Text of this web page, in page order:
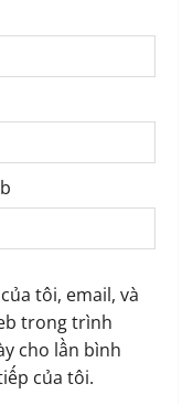
tôi, email, và
trong trình
cho lần bình
của tôi.